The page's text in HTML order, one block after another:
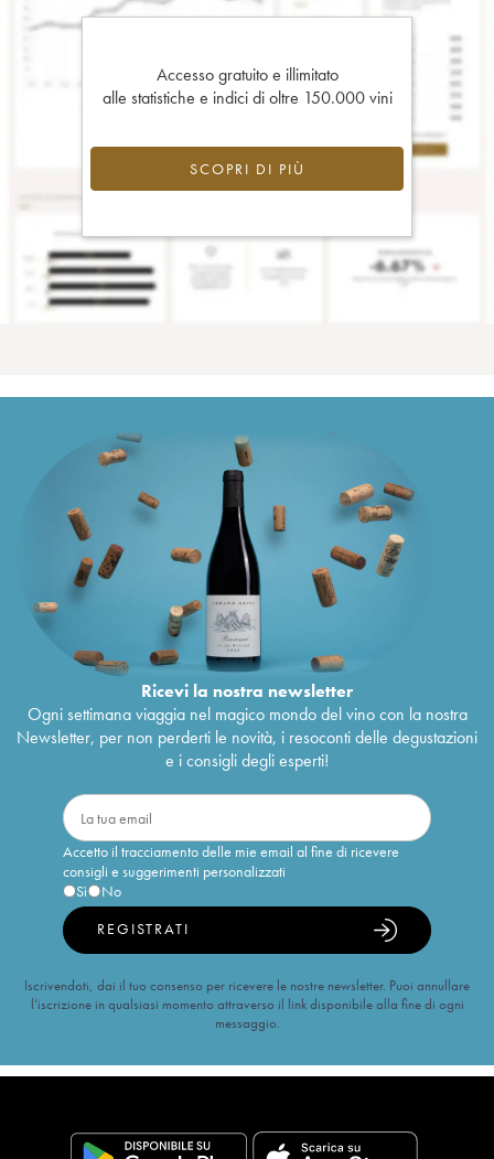
Accesso gratuito e illimitato
alle statistiche e indici di oltre 150.000 vini
SCOPRI DI PIÙ
Ricevi la nostra newsletter
Ogni settimana viaggia nel magico mondo del vino con la nostra
Newsletter, per non perderti le novità, i resoconti delle degustazioni
e i consigli degli esperti!
Accetto il tracciamento delle mie email al fine di ricevere
consigli e suggerimenti personalizzati
Sì
No
REGISTRATI
Iscrivendoti, dai il tuo consenso per ricevere le nostre newsletter. Puoi annullare
l’iscrizione in qualsiasi momento attraverso il link disponibile alla fine di ogni
messaggio.